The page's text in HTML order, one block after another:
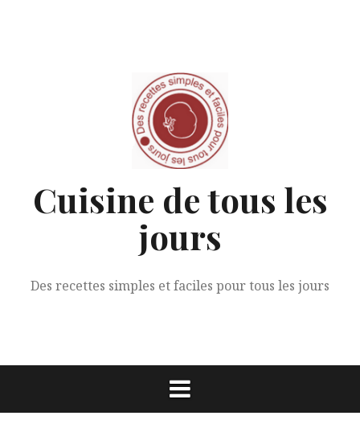
Cuisine de tous les
jours
Des recettes simples et faciles pour tous les jours